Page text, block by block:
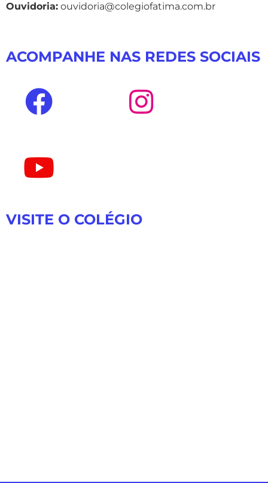
Ouvidoria: ouvidoria@colegiofatima.com.br
ACOMPANHE NAS REDES SOCIAIS
VISITE O COLÉGIO